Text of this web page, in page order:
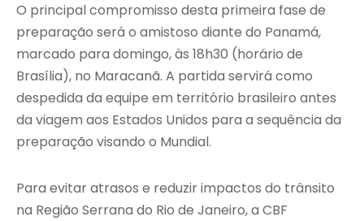
O principal compromisso desta primeira fase de
preparação será o amistoso diante do Panamá,
marcado para domingo, às 18h30 (horário de
Brasília), no Maracanã. A partida servirá como
despedida da equipe em território brasileiro antes
da viagem aos Estados Unidos para a sequência da
preparação visando o Mundial.
Para evitar atrasos e reduzir impactos do trânsito
na Região Serrana do Rio de Janeiro, a CBF